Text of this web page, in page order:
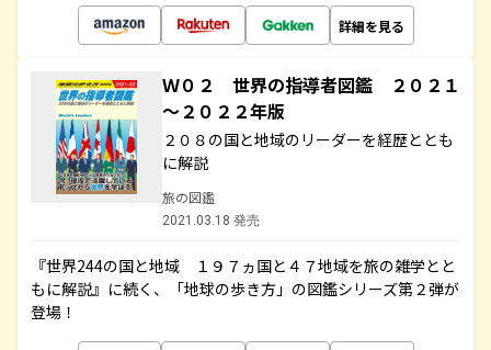
詳細を見る
Ｗ０２ 世界の指導者図鑑 ２０２１
～２０２２年版
２０８の国と地域のリーダーを経歴ととも
に解説
旅の図鑑
2021.03.18 発売
『世界244の国と地域 １９７ヵ国と４７地域を旅の雑学とと
もに解説』に続く、「地球の歩き方」の図鑑シリーズ第２弾が
登場！